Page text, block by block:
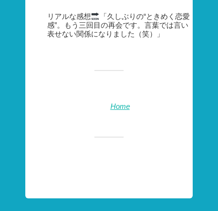
リアルな感想
「久しぶりの“ときめく恋愛
感”。もう三回目の再会です。言葉では言い
表せない関係になりました（笑）」
Home